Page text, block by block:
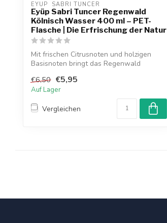
EYUP  SABRI TUNCER
Eyüp Sabri Tuncer Regenwald
Kölnisch Wasser 400 ml – PET-
Flasche | Die Erfrischung der Natur
Mit frischen Citrusnoten und holzigen
Basisnoten bringt das Regenwald
€6,50 €5,95
Auf Lager
Vergleichen